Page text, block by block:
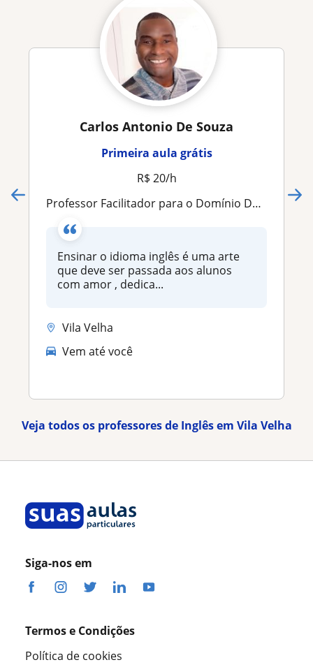
Carlos Antonio De Souza
Primeira aula grátis
R$ 20/h
Professor Facilitador para o Domínio Definitivo do Idioma Inglês de Forma Natural e Objetiva
Ensinar o idioma inglês é uma arte
que deve ser passada aos alunos
com amor , dedica...
Vila Velha
Vem até você
Veja todos os professores de Inglês em Vila Velha
Siga-nos em
Termos e Condições
Política de cookies